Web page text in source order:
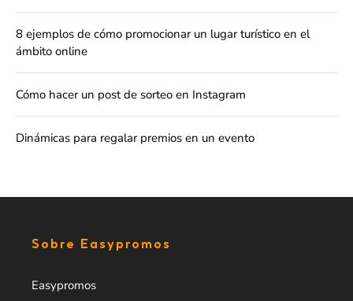
8 ejemplos de cómo promocionar un lugar turístico en el
ámbito online
Cómo hacer un post de sorteo en Instagram
Dinámicas para regalar premios en un evento
Sobre Easypromos
Easypromos